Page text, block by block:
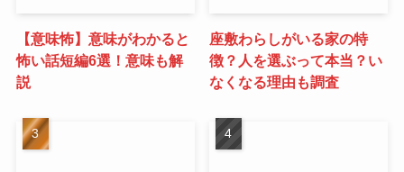
【意味怖】意味がわかると
怖い話短編6選！意味も解
説
座敷わらしがいる家の特
徴？人を選ぶって本当？い
なくなる理由も調査